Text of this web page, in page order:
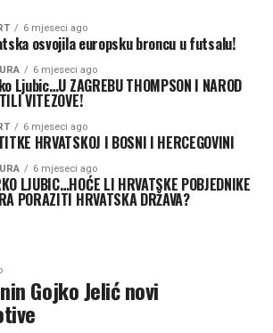
6 mjeseci ago
osvojila europsku broncu u futsalu!
6 mjeseci ago
Ljubic…U ZAGREBU THOMPSON I NAROD
VITEZOVE!
6 mjeseci ago
HRVATSKOJ I BOSNI I HERCEGOVINI
6 mjeseci ago
LJUBIC…HOĆE LI HRVATSKE POBJEDNIKE
PORAZITI HRVATSKA DRŽAVA?
Gojko Jelić novi